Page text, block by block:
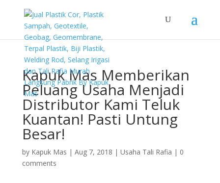
Kapuk Mas Memberikan
Peluang Usaha Menjadi
Distributor Kami Teluk
Kuantan! Pasti Untung
Besar!
by Kapuk Mas | Aug 7, 2018 | Usaha Tali Rafia | 0
comments